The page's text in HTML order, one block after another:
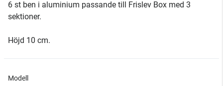
6 st ben i aluminium passande till Frislev Box med 3
sektioner.
Höjd 10 cm.
Modell